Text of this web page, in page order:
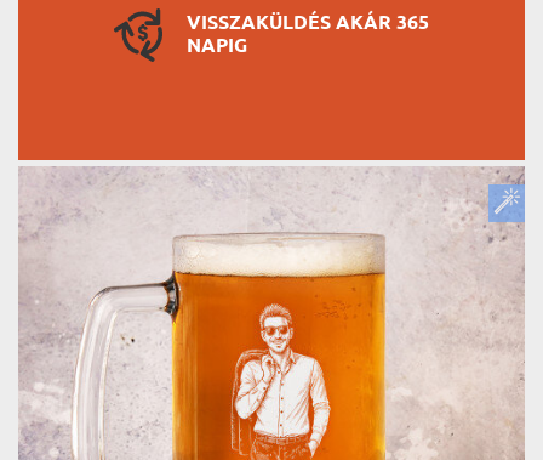
VISSZAKÜLDÉS AKÁR 365
NAPIG